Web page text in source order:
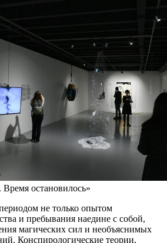
остановилось»
не только опытом
и пребывания наедине с собой,
магических сил и необъяснимых
Конспирологические теории,